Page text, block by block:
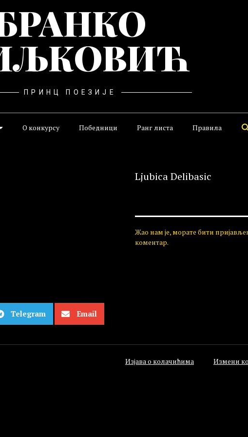
ПРИНЦ ПОЕЗИЈЕ
О конкурсу Победници Ранг листа Правила
Telegram Email
Ljubica Delibasic
Жао нам је, морате бити
коментар.
Изјава о колачићима Измени